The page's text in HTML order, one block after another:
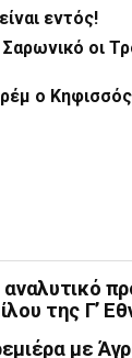
εντός!
οι
ο
αναλυτικό
της Γ’
με